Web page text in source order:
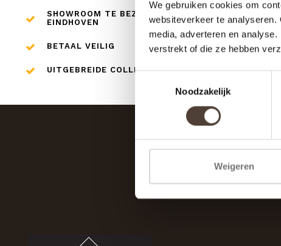
We gebruiken cookies om
websiteverkeer te
media, adverteren en
verstrekt of die ze hebben
Noodzakelijk
Weigeren
SHOWROOM TE BEZOEKEN IN
EINDHOVEN
BETAAL VEILIG
UITGEBREIDE COLLECTIE